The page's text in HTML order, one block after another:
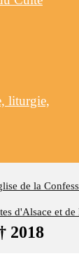
de la
d'Alsace et
2018
liturgie,